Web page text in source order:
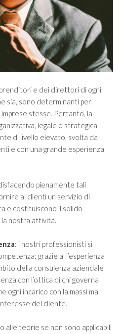
strategico
d’azienda
Uniti
e dei direttori di ogni
sia, sono determinanti per
stesse. Pertanto, la
legale o strategica,
di livello elevato, svolta da
e con una grande esperienza
pienamente tali
ai clienti un servizio di
e costituiscono il solido
la nostra attività.
: i nostri professionisti si
grazie al l’esperienza
della consulenza aziendale
con l’ottica di chi governa
ogni incarico con la massi ma
del cliente.
alle teorie se non sono applicabili